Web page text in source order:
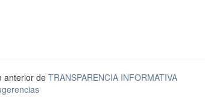
anterior deTRANSPARENCIA INFORMATIVA